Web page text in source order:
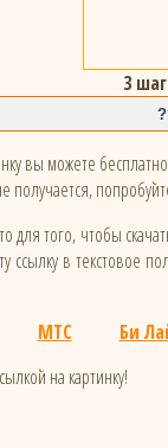
3
вы можете
получается,
того, чтобы
в текстовое
МТС
Би
на картинку!